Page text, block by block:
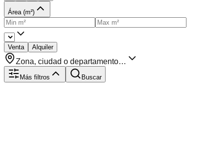
Área (m²)
Venta Alquiler
Zona, ciudad o departamento…
Más filtros Buscar